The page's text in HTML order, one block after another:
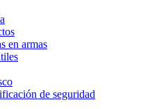
en armas
de seguridad